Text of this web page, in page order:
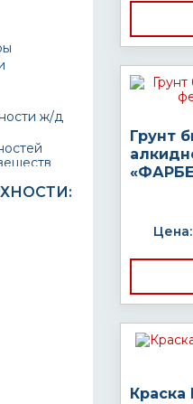
ж/д
Грунт
Цена: